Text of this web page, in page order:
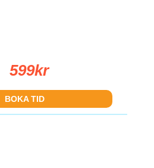
599kr
BOKA TID